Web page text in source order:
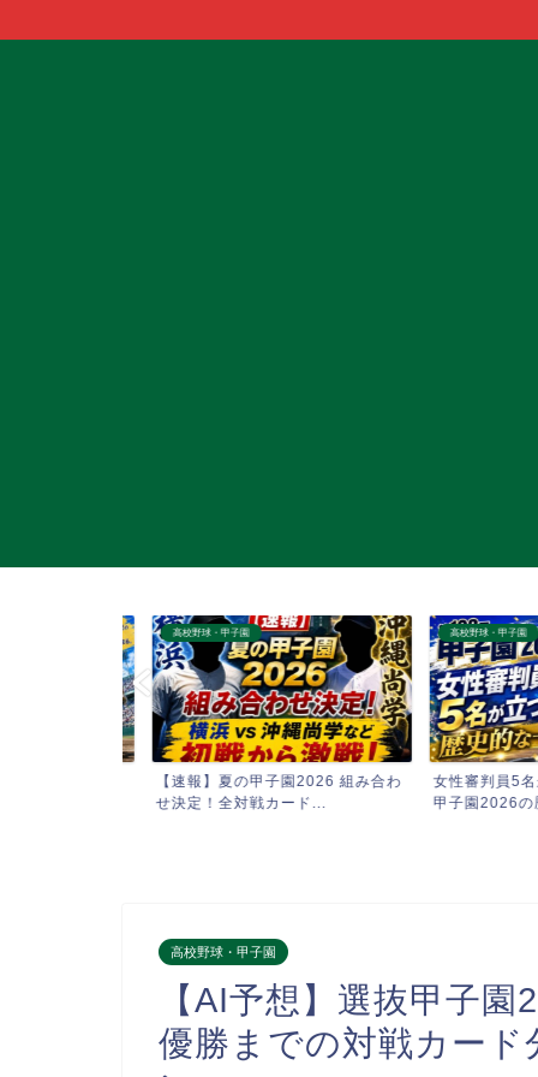
高校野球・甲子園
【速報】夏の甲子園2026 組み合わ
せ決定！全対戦カード...
高校野球・甲子園
女性審判員5名が
甲子園2026の歴
高校野球・甲子園
【AI予想】選抜甲子
優勝までの対戦カー